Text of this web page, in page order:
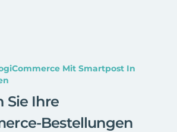
Mit Smartpost In
Sie Ihre
Bestellungen